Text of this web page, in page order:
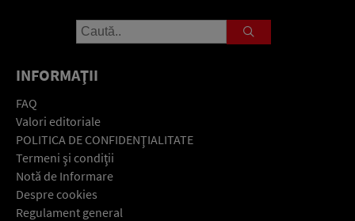
INFORMAŢII
FAQ
Valori editoriale
POLITICA DE CONFIDENŢIALITATE
Termeni şi condiţii
Notă de Informare
Despre cookies
Regulament general